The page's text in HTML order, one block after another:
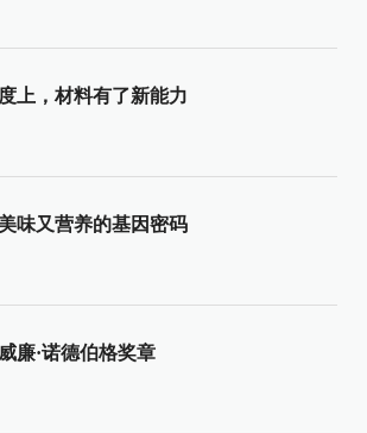
上，材料有了新能力
味又营养的基因密码
廉·诺德伯格奖章